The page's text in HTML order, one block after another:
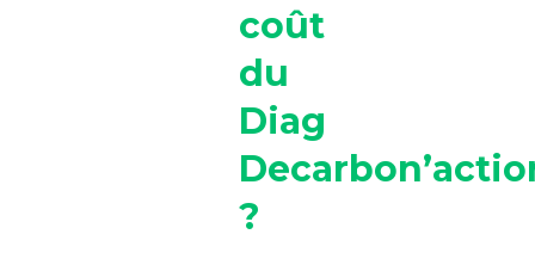
coût
du
Diag
?